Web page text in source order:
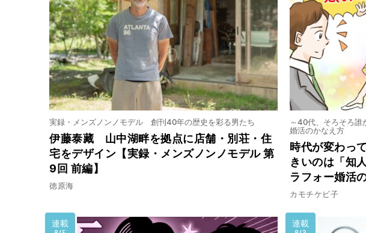
実録・メンズノンノモデル 創刊40年の歴史を彩る男たち
伊藤泰藏 山中湖畔を拠点に店舗・別荘・住
宅をデザイン【実録・メンズノンノモデル 第
9回 前編】
徳原海
～40代、そろそろ
婚活のかなえ方
時代が変わっ
きいのは「知
ラフォー婚活
カモチケビ子
連載 連載